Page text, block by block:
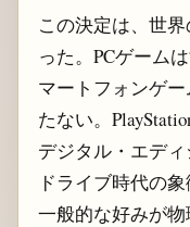
この決定は、世
った。PCゲーム
マートフォンゲ
たない。
デジタル・エディ
ドライブ時代の
一般的な好みが